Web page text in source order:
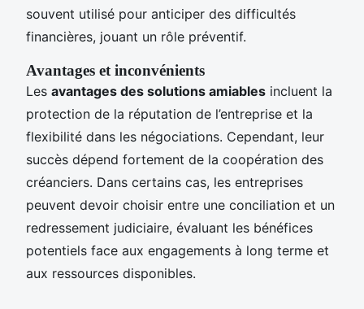
souvent utilisé pour anticiper des difficultés
financières, jouant un rôle préventif.
Avantages et inconvénients
Les avantages des solutions amiables incluent la
protection de la réputation de l’entreprise et la
flexibilité dans les négociations. Cependant, leur
succès dépend fortement de la coopération des
créanciers. Dans certains cas, les entreprises
peuvent devoir choisir entre une conciliation et un
redressement judiciaire, évaluant les bénéfices
potentiels face aux engagements à long terme et
aux ressources disponibles.